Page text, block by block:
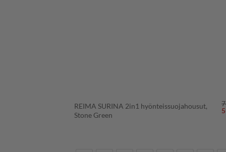
REIMA SURINA 2in1 hyönteissuojahousut,
Stone Green